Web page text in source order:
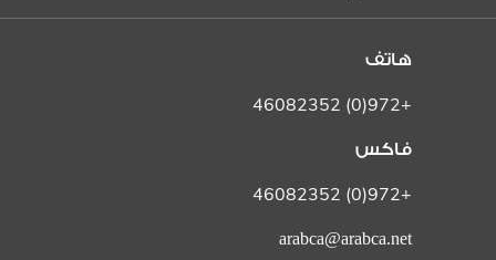
هاتف
+972(0) 46082352
فاكس
+972(0) 46082352
arabca@arabca.net